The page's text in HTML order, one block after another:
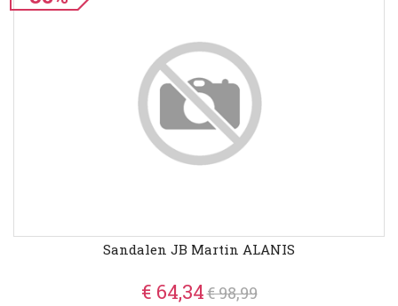
Sandalen JB Martin ALANIS
€ 64,34€ 98,99